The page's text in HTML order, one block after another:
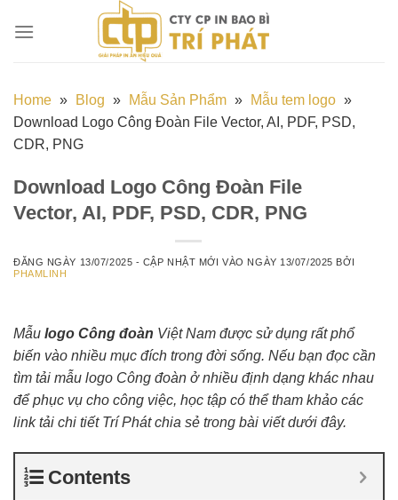
đến
Home » Blog » Mẫu Sản Phẩm » Mẫu tem logo »
Download Logo Công Đoàn File Vector, AI, PDF, PSD,
CDR, PNG
Download Logo Công Đoàn File
Vector, AI, PDF, PSD, CDR, PNG
ĐĂNG NGÀY 13/07/2025 - CẬP NHẬT MỚI VÀO NGÀY 13/07/2025 BỞI
PHAMLINH
Mẫu logo Công đoàn Việt Nam được sử dụng rất phổ
biến vào nhiều mục đích trong đời sống. Nếu bạn đọc cần
tìm tải mẫu logo Công đoàn ở nhiều định dạng khác nhau
để phục vụ cho công việc, học tập có thể tham khảo các
link tải chi tiết Trí Phát chia sẻ trong bài viết dưới đây.
Contents